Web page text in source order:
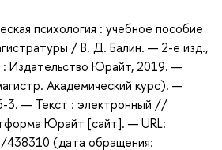
психология : учебное пособие
/ В. Д. Балин. — 2-е изд.,
Издательство Юрайт, 2019. —
Академический курс). —
3. — Текст : электронный //
Юрайт [сайт]. — URL:
(дата обращения: